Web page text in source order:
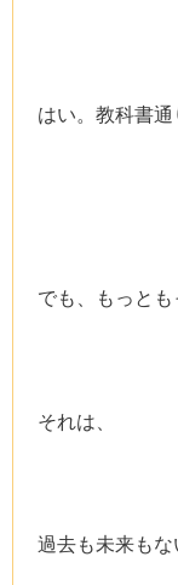
はい。教科書通
でも、もっとも
それは、
過去も未来もな